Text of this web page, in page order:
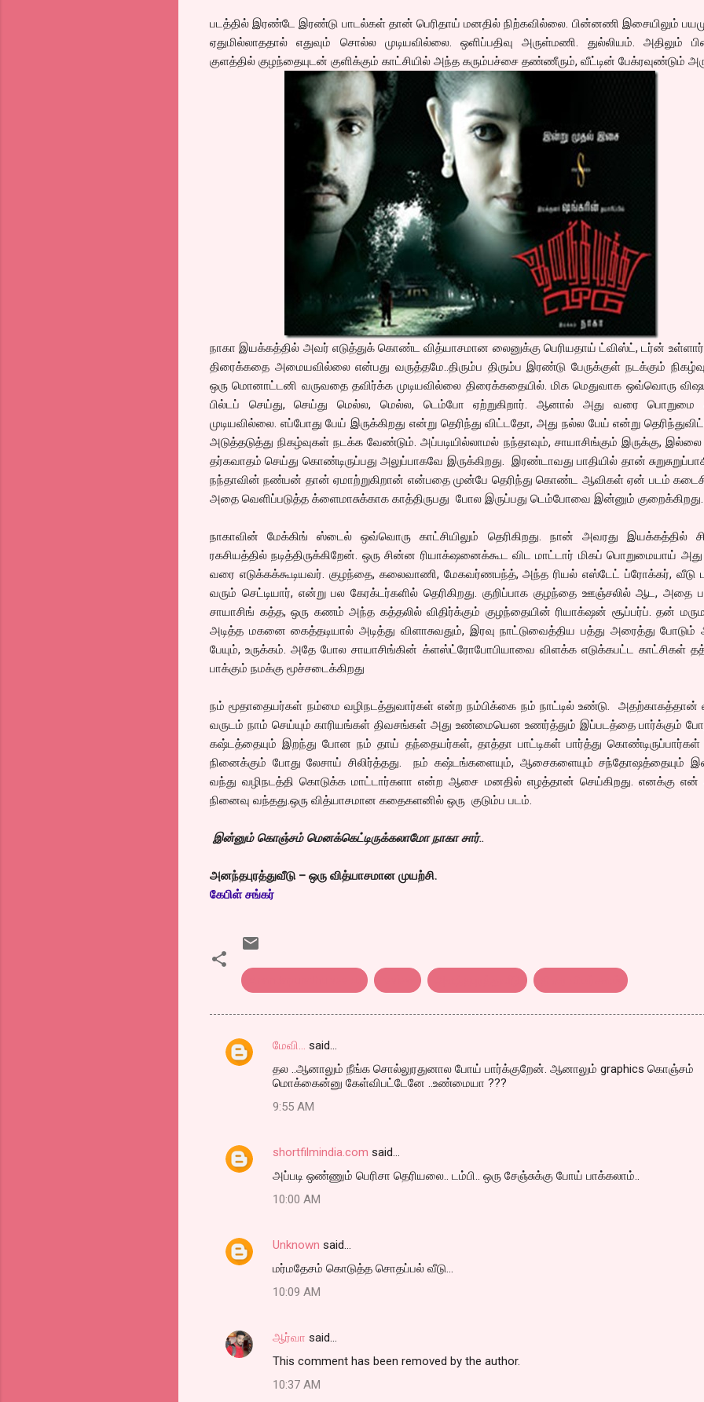
படத்தில் இரண்டே இரண்டு பாடல்கள் தான் பெரிதாய் மனதில் நிற்கவில்லை. பின்னணி இசையிலும்
ஏதுமில்லாததால் எதுவும் சொல்ல முடியவில்லை. ஒளிப்பதிவு அருள்மணி. துல்லியம். அதிலும்
குளத்தில் குழந்தையுடன் குளிக்கும் காட்சியில் அந்த கரும்பச்சை தண்ணீரும், வீட்டின் பேக்ரவுண்டும்
நாகா இயக்கத்தில் அவர் எடுத்துக் கொண்ட வித்யாசமான லைனுக்கு பெரியதாய் ட்விஸ்ட், டர்ன்
திரைக்கதை அமையவில்லை என்பது வருத்தமே..திரும்ப திரும்ப இரண்டு பேருக்குள் நடக்கும்
ஒரு மொனாட்டனி வருவதை தவிர்க்க முடியவில்லை திரைக்கதையில். மிக மெதுவாக ஒவ்வொரு
பில்டப் செய்து, செய்து மெல்ல, மெல்ல, டெம்போ ஏற்றுகிறார். ஆனால் அது வரை பொறுமை
முடியவில்லை. எப்போது பேய் இருக்கிறது என்று தெரிந்து விட்டதோ, அது நல்ல பேய் என்று
அடுத்தடுத்து நிகழ்வுகள் நடக்க வேண்டும். அப்படியில்லாமல் நந்தாவும், சாயாசிங்கும் இருக்கு,
தர்கவாதம் செய்து கொண்டிருப்பது அலுப்பாகவே இருக்கிறது. இரண்டாவது பாதியில் தான்
நந்தாவின் நண்பன் தான் ஏமாற்றுகிறான் என்பதை முன்பே தெரிந்து கொண்ட ஆவிகள் ஏன் படம்
அதை வெளிப்படுத்த க்ளைமாசுக்காக காத்திருபது போல இருப்பது டெம்போவை இன்னும் குறைக்கிறது.
நாகாவின் மேக்கிங் ஸ்டைல் ஒவ்வொரு காட்சியிலும் தெரிகிறது. நான் அவரது இயக்கத்தில்
ரகசியத்தில் நடித்திருக்கிறேன். ஒரு சின்ன ரியாக்‌ஷனைக்கூட விட மாட்டார் மிகப் பொறுமையாய்
வரை எடுக்கக்கூடியவர். குழந்தை, கலைவாணி, மேகவர்ணபந்த், அந்த ரியல் எஸ்டேட் ப்ரோக்கர், வீடு
வரும் செட்டியார், என்று பல கேரக்டர்களில் தெரிகிறது. குறிப்பாக குழந்தை ஊஞ்சலில் ஆட, அதை
சாயாசிங் கத்த, ஒரு கணம் அந்த கத்தலில் விதிர்க்கும் குழந்தையின் ரியாக்‌ஷன் சூப்பர்ப். தன்
அடித்த மகனை கைத்தடியால் அடித்து விளாசுவதும், இரவு நாட்டுவைத்திய பத்து அரைத்து போடும்
பேயும், உருக்கம். அதே போல சாயாசிங்கின் க்ளஸ்ட்ரோபோபியாவை விளக்க எடுக்கபட்ட காட்சிகள்
பாக்கும் நமக்கு மூச்சடைக்கிறது
நம் மூதாதையர்கள் நம்மை வழிநடத்துவார்கள் என்ற நம்பிக்கை நம் நாட்டில் உண்டு. அதற்காகத்தான்
வருடம் நாம் செய்யும் காரியங்கள் திவசங்கள் அது உண்மையென உணர்த்தும் இப்படத்தை பார்க்கும்
கஷ்டத்தையும் இறந்து போன நம் தாய் தந்தையர்கள், தாத்தா பாட்டிகள் பார்த்து கொண்டிருப்பார்கள்
நினைக்கும் போது லேசாய் சிலிர்த்தது. நம் கஷ்டங்களையும், ஆசைகளையும் சந்தோஷத்தையும்
வந்து வழிநடத்தி கொடுக்க மாட்டார்களா என்ற ஆசை மனதில் எழத்தான் செய்கிறது. எனக்கு என்
நினைவு வந்தது.ஒரு வித்யாசமான கதைகளனில் ஒரு குடும்ப படம்.
இன்னும் கொஞ்சம் மெனக்கெட்டிருக்கலாமோ நாகா சார்..
அனந்தபுரத்துவீடு – ஒரு வித்யாசமான முயற்சி.
கேபிள் சங்கர்
C
n
மேவி... said…
தல ..ஆனாலும் நீங்க சொல்லுரதுனால போய் பார்க்குறேன். ஆனாலும் graphics கொஞ்சம்
மொக்கைன்னு கேள்விபட்டேனே ..உண்மையா ???
9:55 AM
shortfilmindia.com said…
அப்படி ஒண்ணும் பெரிசா தெரியலை.. டம்பி.. ஒரு சேஞ்சுக்கு போய் பாக்கலாம்..
10:00 AM
Unknown said…
மர்மதேசம் கொடுத்த சொதப்பல் வீடு...
10:09 AM
ஆர்வா said…
This comment has been removed by the author.
10:37 AM